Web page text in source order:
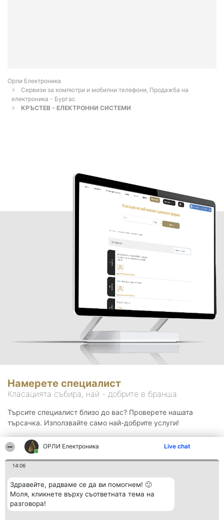
ОРЛИ Електроника Live chat
14:06
Здравейте, радваме се да ви помогнем! 🙂
Моля, кликнете върху съответната тема на
разговора!
Орли Електроника
Сервизи за компютри и мобилни телефони, Продажба на
електроника - Бургас
КРЪСТЕВ - ЕЛЕКТРОННИ СИСТЕМИ
Намерете специалист
Класацията събира, най - добрите в бранша.
Търсите специалист близо до вас? Проверете нашата
търсачка. Използвайте само най-добрите услуги!